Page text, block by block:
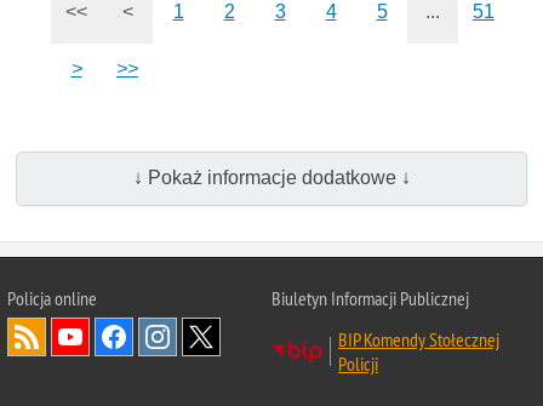
<< < 1 2 3 4 5 ... 51
> >>
↓ Pokaż informacje dodatkowe ↓
Policja online
Biuletyn Informacji Publicznej
BIP Komendy Stołecznej
Policji